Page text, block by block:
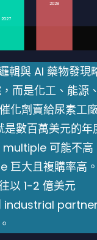
2027
2028
輯與 AI 藥物發現
而是化工、能源
化劑賣給尿素工
數百萬美元的年
multiple 可能不
巨大且複購率高
以 1-2 億美元
industrial